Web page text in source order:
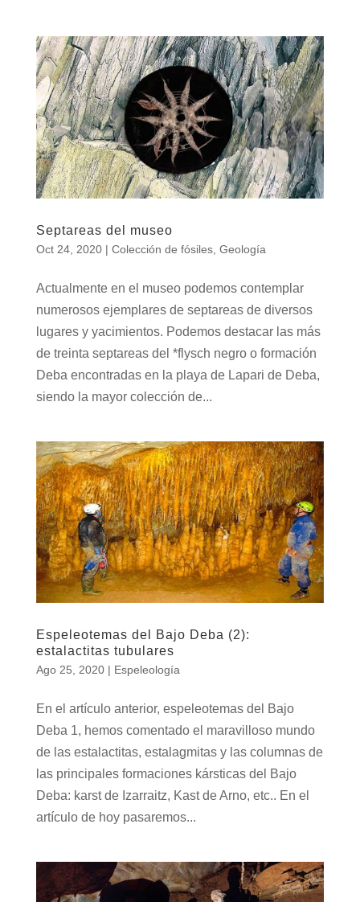
Septareas del museo
Oct 24, 2020| Colección de fósiles, Geología
Actualmente en el museo podemos contemplar
numerosos ejemplares de septareas de diversos
lugares y yacimientos. Podemos destacar las más
de treinta septareas del *flysch negro o formación
Deba encontradas en la playa de Lapari de Deba,
siendo la mayor colección de...
Espeleotemas del Bajo Deba (2):
estalactitas tubulares
Ago 25, 2020| Espeleología
En el artículo anterior, espeleotemas del Bajo
Deba 1, hemos comentado el maravilloso mundo
de las estalactitas, estalagmitas y las columnas de
las principales formaciones kársticas del Bajo
Deba: karst de Izarraitz, Kast de Arno, etc.. En el
artículo de hoy pasaremos...